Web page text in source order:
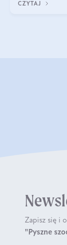
CZYTAJ
Zapisz się i
"Pyszne